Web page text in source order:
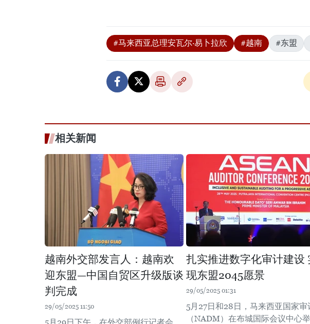
#马来西亚总理安瓦尔·易卜拉欣 #越南 #东盟
相关新闻
越南外交部发言人：越南欢
迎东盟—中国自贸区升级版谈
判完成
29/05/2025 11:50
扎实推进数字化审计建设
现东盟2045愿景
29/05/2025 01:31
5月27日和28日，马来西亚国家审
（NADM）在布城国际会议中心